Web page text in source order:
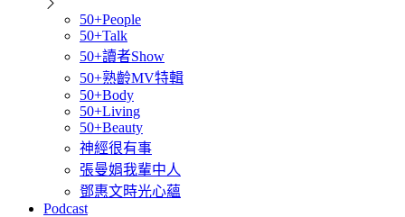
50+People
50+Talk
50+讀者Show
50+熟齡MV特輯
50+Body
50+Living
50+Beauty
神經很有事
張曼娟我輩中人
鄧惠文時光心蘊
Podcast